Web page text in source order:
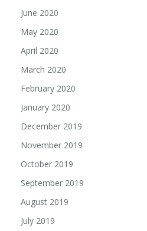
June 2020
May 2020
April 2020
March 2020
February 2020
January 2020
December 2019
November 2019
October 2019
September 2019
August 2019
July 2019